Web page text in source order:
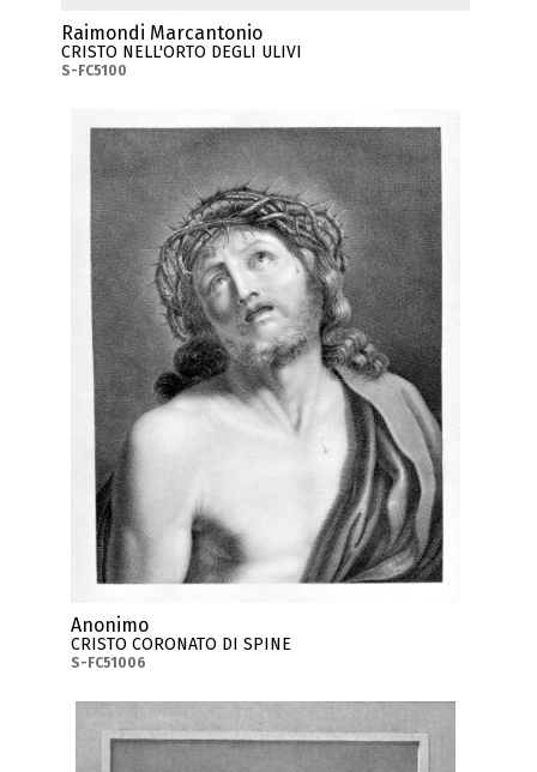
Raimondi Marcantonio
CRISTO NELL'ORTO DEGLI ULIVI
S-FC5100
Anonimo
CRISTO CORONATO DI SPINE
S-FC51006